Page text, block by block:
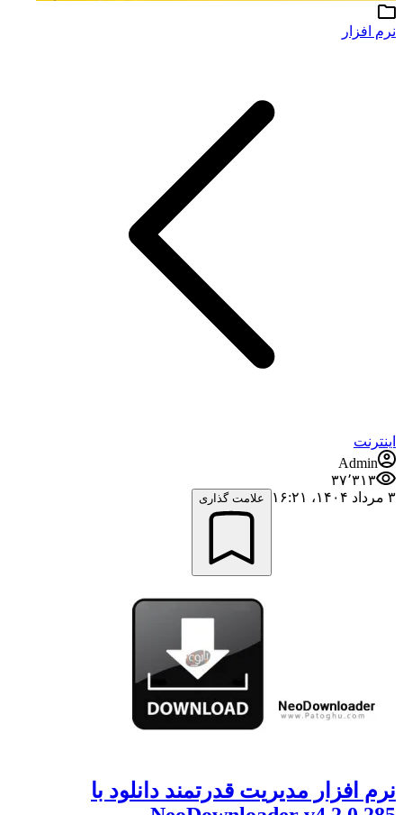
نرم افزار
اینترنت
Admin
۳۷٬۳۱۳
۳ مرداد ۱۴۰۴،‏ ۱۶:۲۱
علامت گذاری
نرم افزار مدیریت قدرتمند دانلود با